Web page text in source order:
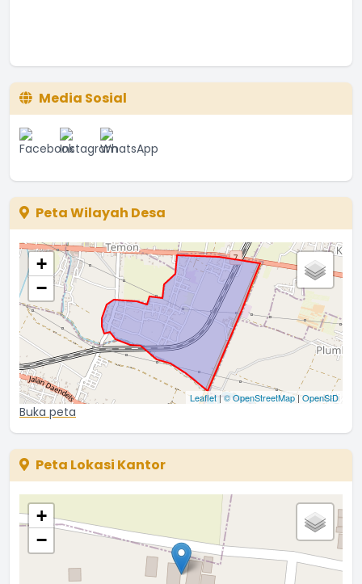
Media Sosial
Peta Wilayah Desa
+
−
Leaflet|© OpenStreetMap|OpenSID
Buka peta
Peta Lokasi Kantor
+
−